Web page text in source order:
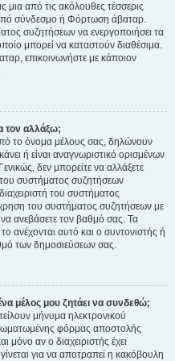
από τις ακόλουθες τέσσερις
σύνδεσμο ή Φόρτωση άβαταρ.
συζητήσεων να ενεργοποιήσει τα
μπορεί να καταστούν διαθέσιμα.
επικοινωνήστε με κάποιον
τον αλλάξω;
το όνομα μέλους σας, δηλώνουν
ή είναι αναγνωριστικό ορισμένων
δεν μπορείτε να αλλάξετε
συστήματος συζητήσεων
του συστήματος
του συστήματος συζητήσεων με
ανεβάσετε τον βαθμό σας. Τα
ανέχονται αυτό και ο συντονιστής ή
των δημοσιεύσεων σας.
μέλος μου ζητάει να συνδεθώ;
μήνυμα ηλεκτρονικού
φόρμας αποστολής
μόνο αν ο διαχειριστής έχει
για να αποτραπεί η κακόβουλη